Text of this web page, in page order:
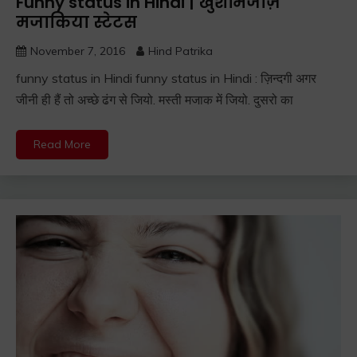
मजाकिया स्टेटस
November 7, 2016 Hind Patrika
funny status in Hindi funny status in Hindi : ज़िन्दगी अगर
जीनी ही हैं तो अच्छे ढंग से जियो. मस्ती मजाक में जियो. दुसरो का
Read More